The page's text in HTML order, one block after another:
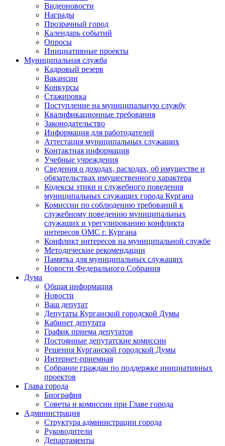
Видеоновости
Награды
Прозрачный город
Календарь событий
Опросы
Инициативные проекты
Муниципальная служба
Кадровый резерв
Вакансии
Конкурсы
Стажировка
Поступление на муниципальную службу
Квалификационные требования
Законодательство
Информация для работодателей
Аттестация муниципальных служащих
Контактная информация
Учебные учреждения
Сведения о доходах, расходах, об имуществе и
обязательствах имущественного характера
Кодексы этики и служебного поведения
муниципальных служащих города Кургана
Комиссии по соблюдению требований к
служебному поведению муниципальных
служащих и урегулированию конфликта
интересов ОМС г. Кургана
Конфликт интересов на муниципальной службе
Методические рекомендации
Памятка для муниципальных служащих
Новости Федерального Cобрания
Дума
Общая информация
Новости
Ваш депутат
Депутаты Курганской городской Думы
Кабинет депутата
График приема депутатов
Постоянные депутатские комиссии
Решения Курганской городской Думы
Интернет-приемная
Собрание граждан по поддержке инициативных
проектов
Глава города
Биография
Советы и комиссии при Главе города
Администрация
Структура администрации города
Руководители
Департаменты